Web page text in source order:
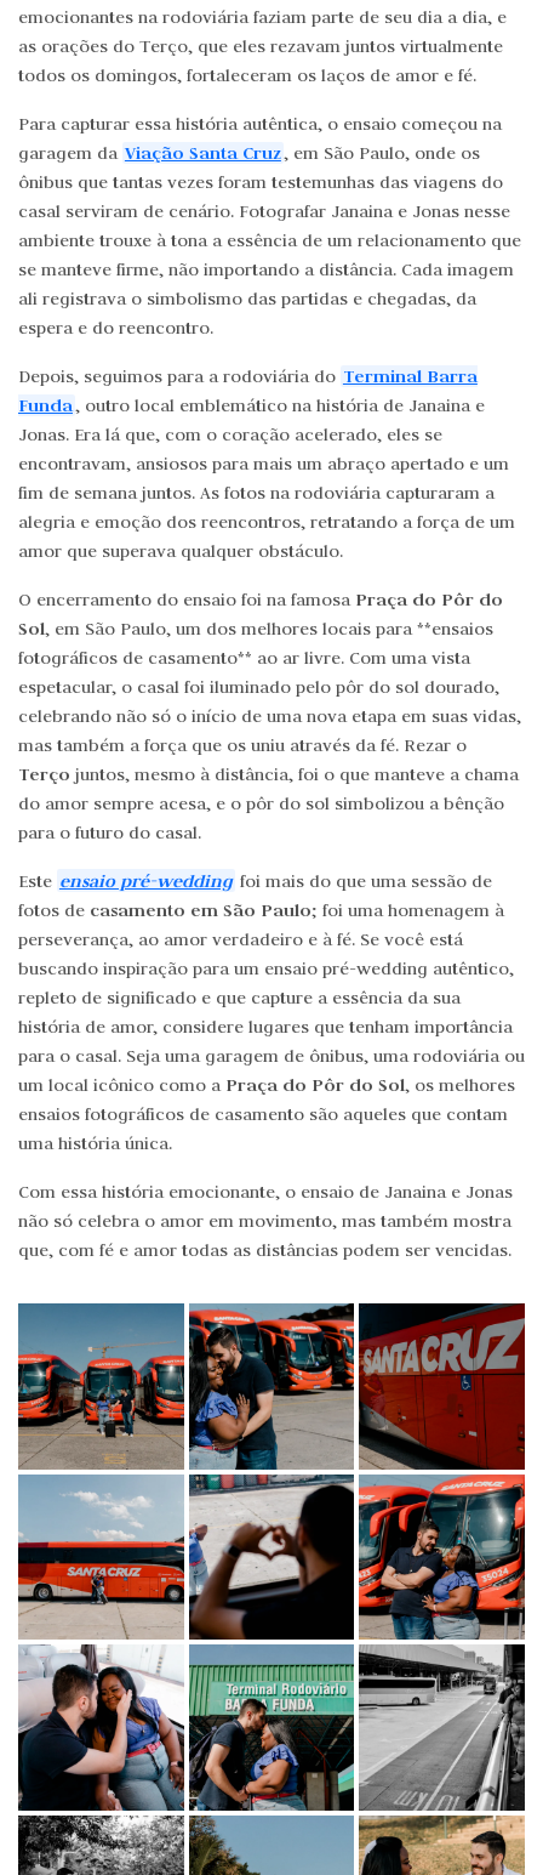
emocionantes na rodoviária faziam parte de seu dia a dia, e
as orações do Terço, que eles rezavam juntos virtualmente
todos os domingos, fortaleceram os laços de amor e fé.
Para capturar essa história autêntica, o ensaio começou na
garagem da Viação Santa Cruz, em São Paulo, onde os
ônibus que tantas vezes foram testemunhas das viagens do
casal serviram de cenário. Fotografar Janaina e Jonas nesse
ambiente trouxe à tona a essência de um relacionamento que
se manteve firme, não importando a distância. Cada imagem
ali registrava o simbolismo das partidas e chegadas, da
espera e do reencontro.
Depois, seguimos para a rodoviária do Terminal Barra
Funda, outro local emblemático na história de Janaina e
Jonas. Era lá que, com o coração acelerado, eles se
encontravam, ansiosos para mais um abraço apertado e um
fim de semana juntos. As fotos na rodoviária capturaram a
alegria e emoção dos reencontros, retratando a força de um
amor que superava qualquer obstáculo.
O encerramento do ensaio foi na famosa Praça do Pôr do
Sol, em São Paulo, um dos melhores locais para **ensaios
fotográficos de casamento** ao ar livre. Com uma vista
espetacular, o casal foi iluminado pelo pôr do sol dourado,
celebrando não só o início de uma nova etapa em suas vidas,
mas também a força que os uniu através da fé. Rezar o
Terço juntos, mesmo à distância, foi o que manteve a chama
do amor sempre acesa, e o pôr do sol simbolizou a bênção
para o futuro do casal.
Este ensaio pré-wedding foi mais do que uma sessão de
fotos de casamento em São Paulo; foi uma homenagem à
perseverança, ao amor verdadeiro e à fé. Se você está
buscando inspiração para um ensaio pré-wedding autêntico,
repleto de significado e que capture a essência da sua
história de amor, considere lugares que tenham importância
para o casal. Seja uma garagem de ônibus, uma rodoviária ou
um local icônico como a Praça do Pôr do Sol, os melhores
ensaios fotográficos de casamento são aqueles que contam
uma história única.
Com essa história emocionante, o ensaio de Janaina e Jonas
não só celebra o amor em movimento, mas também mostra
que, com fé e amor todas as distâncias podem ser vencidas.